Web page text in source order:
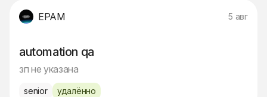
EPAM 5 авг
automation qa
зп не указана
senior удалённо